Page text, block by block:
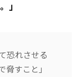
」
恐れさせる
脅すこと」